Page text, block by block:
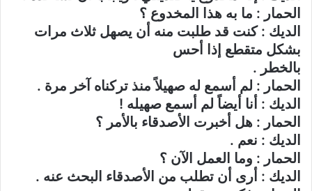
الحمار : ما به هذا المخدوع ؟
الديك : كنت قد طلبت منه أن يصهل ثلاث مرات
بشكل متقطع إذا أحس
بالخطر .
الحمار : لم أسمع له صهيلاً منذ تركناه آخر مرة .
الديك : أنا أيضاً لم أسمع صهيله !
الحمار : هل أخبرت الأصدقاء بالأمر ؟
الديك : نعم .
الحمار : وما العمل الآن ؟
الديك : أرى أن تطلب من الأصدقاء البحث عنه .